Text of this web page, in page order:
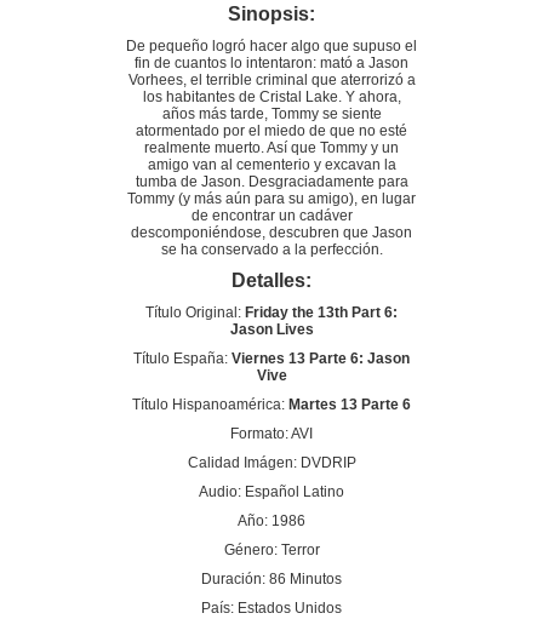
Sinopsis:
De pequeño logró hacer algo que supuso el
fin de cuantos lo intentaron: mató a Jason
Vorhees, el terrible criminal que aterrorizó a
los habitantes de Cristal Lake. Y ahora,
años más tarde, Tommy se siente
atormentado por el miedo de que no esté
realmente muerto. Así que Tommy y un
amigo van al cementerio y excavan la
tumba de Jason. Desgraciadamente para
Tommy (y más aún para su amigo), en lugar
de encontrar un cadáver
descomponiéndose, descubren que Jason
se ha conservado a la perfección.
Detalles:
Título Original: Friday the 13th Part 6:
Jason Lives
Título España: Viernes 13 Parte 6: Jason
Vive
Título Hispanoamérica: Martes 13 Parte 6
Formato: AVI
Calidad Imágen: DVDRIP
Audio: Español Latino
Año: 1986
Género: Terror
Duración: 86 Minutos
País: Estados Unidos